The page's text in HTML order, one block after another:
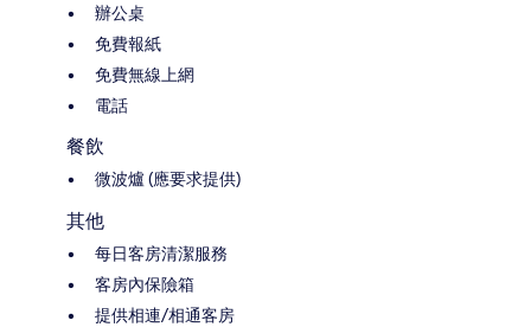
辦公桌
免費報紙
免費無線上網
電話
餐飲
微波爐 (應要求提供)
其他
每日客房清潔服務
客房內保險箱
提供相連/相通客房